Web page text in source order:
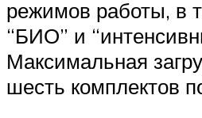
режимов работы, в
“БИО” и
Максимальная
шесть комплектов